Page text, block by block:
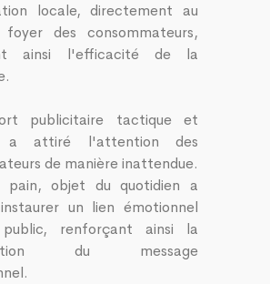
locale, directement au
des consommateurs,
ainsi l'efficacité de la
publicitaire tactique et
a attiré l'attention des
de manière inattendue.
pain, objet du quotidien a
un lien émotionnel
renforçant ainsi la
du message